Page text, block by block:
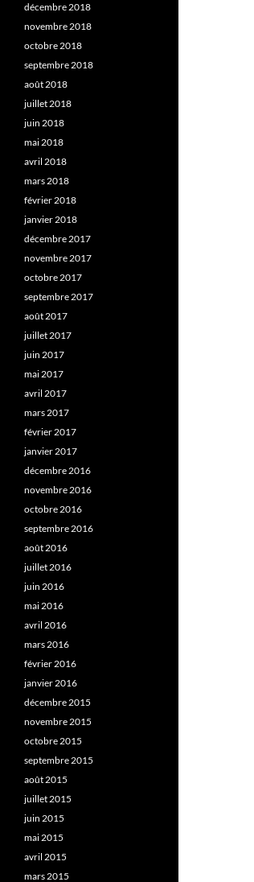
décembre 2018
novembre 2018
octobre 2018
septembre 2018
août 2018
juillet 2018
juin 2018
mai 2018
avril 2018
mars 2018
février 2018
janvier 2018
décembre 2017
novembre 2017
octobre 2017
septembre 2017
août 2017
juillet 2017
juin 2017
mai 2017
avril 2017
mars 2017
février 2017
janvier 2017
décembre 2016
novembre 2016
octobre 2016
septembre 2016
août 2016
juillet 2016
juin 2016
mai 2016
avril 2016
mars 2016
février 2016
janvier 2016
décembre 2015
novembre 2015
octobre 2015
septembre 2015
août 2015
juillet 2015
juin 2015
mai 2015
avril 2015
mars 2015